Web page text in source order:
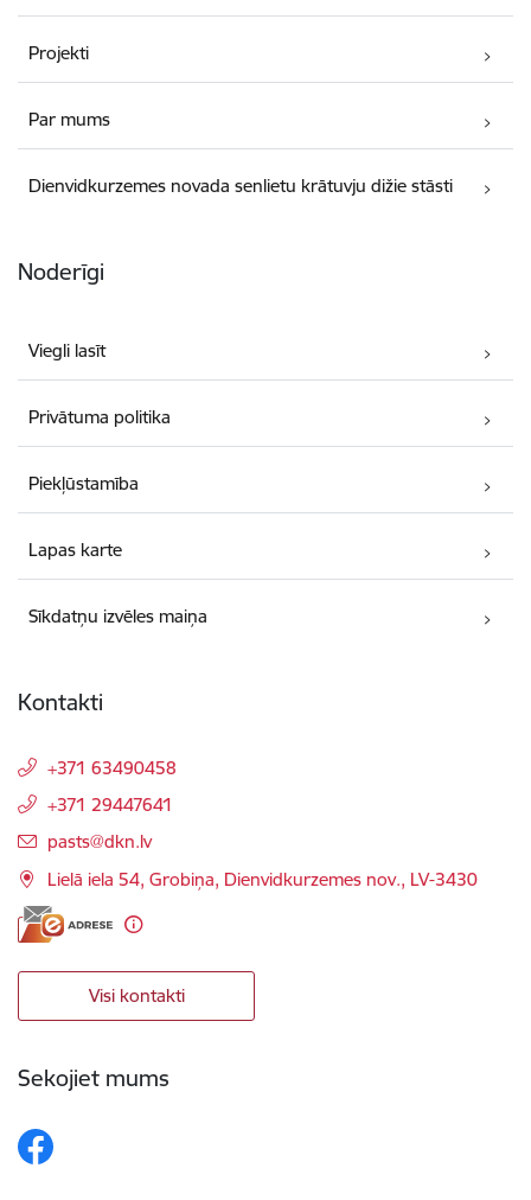
Projekti
Par mums
Dienvidkurzemes novada senlietu krātuvju dižie stāsti
Noderīgi
Viegli lasīt
Privātuma politika
Piekļūstamība
Lapas karte
Sīkdatņu izvēles maiņa
Kontakti
+371 63490458
+371 29447641
E-pasts:
pasts@dkn.lv
Lielā iela 54, Grobiņa, Dienvidkurzemes nov., LV-3430
Visi kontakti
Sekojiet mums